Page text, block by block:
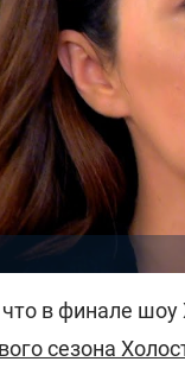
в финале шоу
сезона